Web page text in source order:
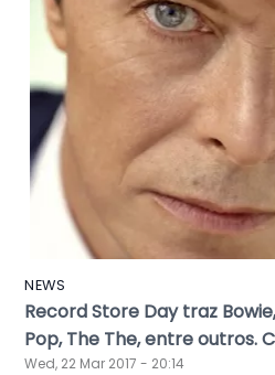
NEWS
Record Store Day traz
Pop, The The, entre outros.
Wed, 22 Mar 2017 - 20:14